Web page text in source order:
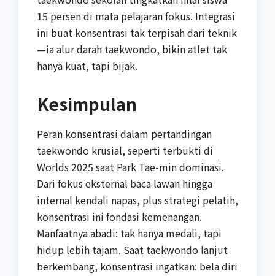
15 persen di mata pelajaran fokus. Integrasi
ini buat konsentrasi tak terpisah dari teknik
—ia alur darah taekwondo, bikin atlet tak
hanya kuat, tapi bijak.
Kesimpulan
Peran konsentrasi dalam pertandingan
taekwondo krusial, seperti terbukti di
Worlds 2025 saat Park Tae-min dominasi.
Dari fokus eksternal baca lawan hingga
internal kendali napas, plus strategi pelatih,
konsentrasi ini fondasi kemenangan.
Manfaatnya abadi: tak hanya medali, tapi
hidup lebih tajam. Saat taekwondo lanjut
berkembang, konsentrasi ingatkan: bela diri